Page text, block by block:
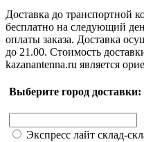
Доставка до транспортной
бесплатно на следующий
оплаты заказа. Доставка
до 21.00. Стоимость
kazanantenna.ru является
Выберите город доставки:
Экспресс лайт склад-